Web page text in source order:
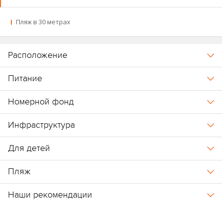
Пляж в 30 метрах
Расположение
Питание
Номерной фонд
Инфраструктура
Для детей
Пляж
Наши рекомендации